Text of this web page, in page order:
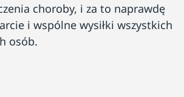
choroby, i za to naprawdę
i wspólne wysiłki wszystkich
osób.